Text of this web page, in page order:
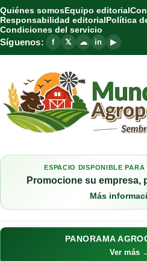
Quiénes somosEquipo editorial
Responsabilidad editorialPolítica
Condiciones del servicio
Síguenos: f 𝕏 ☁ in ▶
ESPACIO DISPONIBLE PARA
Promocione su empresa,
Más
PANORAMA
Ver más